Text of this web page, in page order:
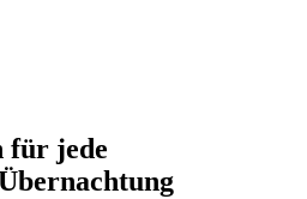
für jede